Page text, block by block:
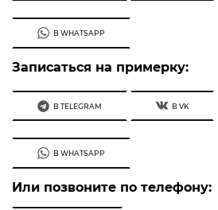
В WHATSAPP
Записаться на примерку:
В TELEGRAM В VK
В WHATSAPP
Или позвоните по телефону: